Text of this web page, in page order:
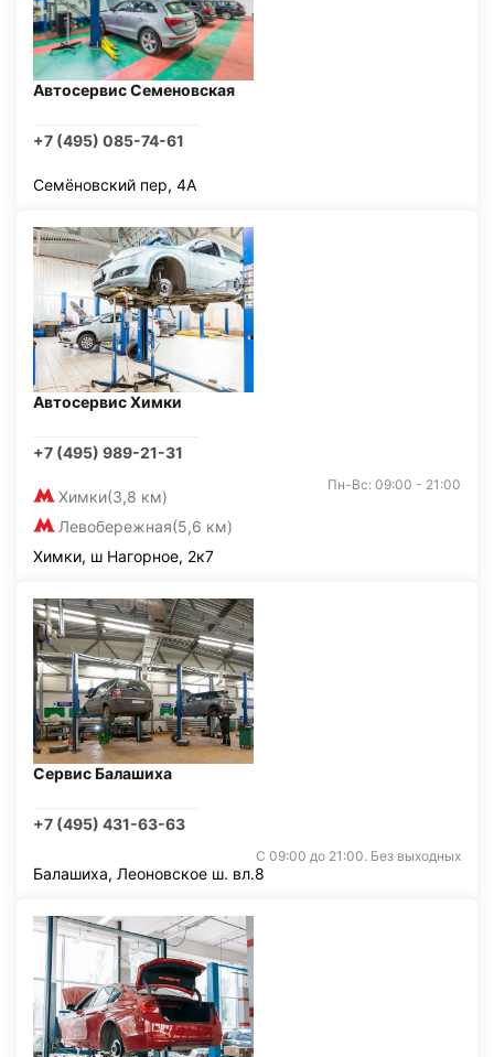
Автосервис Семеновская
+7 (495) 085-74-61
Семёновский пер, 4А
Автосервис Химки
+7 (495) 989-21-31
Химки(3,8 км)
Левобережная(5,6 км)
Пн-Вс: 09:00 - 21:00
Химки, ш Нагорное, 2к7
Сервис Балашиха
+7 (495) 431-63-63
С 09:00 до 21:00. Без выходных
Балашиха, Леоновское ш. вл.8